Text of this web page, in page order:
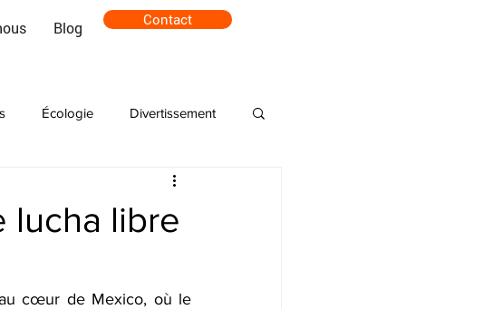
Blog Contact
Écologie Divertissement
lucha libre
cœur de Mexico, où le